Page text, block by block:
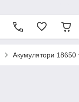
Акумулятори 18650